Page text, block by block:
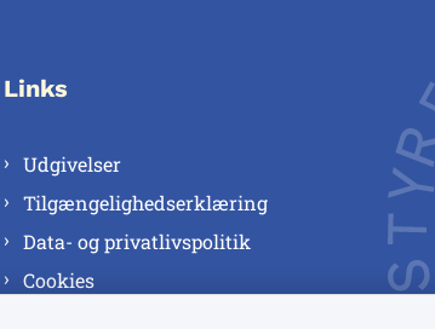
Links
Udgivelser
Tilgængelighedserklæring
Data- og privatlivspolitik
Cookies